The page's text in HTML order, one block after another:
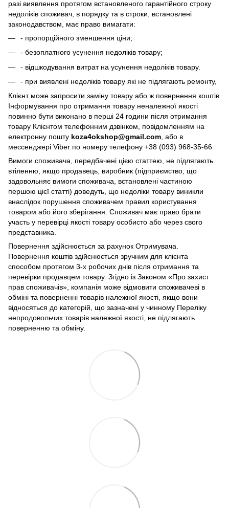
разі виявлення протягом встановленого гарантійного строку
недоліків споживач, в порядку та в строки, встановлені
законодавством, має право вимагати:
- пропорційного зменшення ціни;
- безоплатного усунення недоліків товару;
- відшкодування витрат на усунення недоліків товару.
- при виявлені недоліків товару які не підлягають ремонту,
Клієнт може запросити заміну товару або ж повернення коштів
Інформування про отримання товару неналежної якості
повинно бути виконано в перші 24 години після отримання
товару Клієнтом телефонним дзвінком, повідомленням на
електронну пошту koza4okshop@gmail.com, або в
мессенджері Viber по номеру телефону +38 (093) 968-35-66
Вимоги споживача, передбачені цією статтею, не підлягають
втіленню, якщо продавець, виробник (підприємство, що
задовольняє вимоги споживача, встановлені частиною
першою цієї статті) доведуть, що недоліки товару виникли
внаслідок порушення споживачем правил користування
товаром або його зберігання. Споживач має право брати
участь у перевірці якості товару особисто або через свого
представника.
Повернення здійснюється за рахунок Отримувача.
Повернення коштів здійснюється зручним для клієнта
способом протягом 3-х робочих днів після отримання та
перевірки продавцем товару. Згідно із Законом «Про захист
прав споживачів», компанія може відмовити споживачеві в
обміні та поверненні товарів належної якості, якщо вони
відносяться до категорій, що зазначені у чинному Переліку
непродовольчих товарів належної якості, не підлягають
поверненню та обміну.